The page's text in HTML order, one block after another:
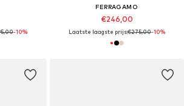
-10%
FERRAGAMO
€246,00
Laatste laagste prijs:€275,00-10%